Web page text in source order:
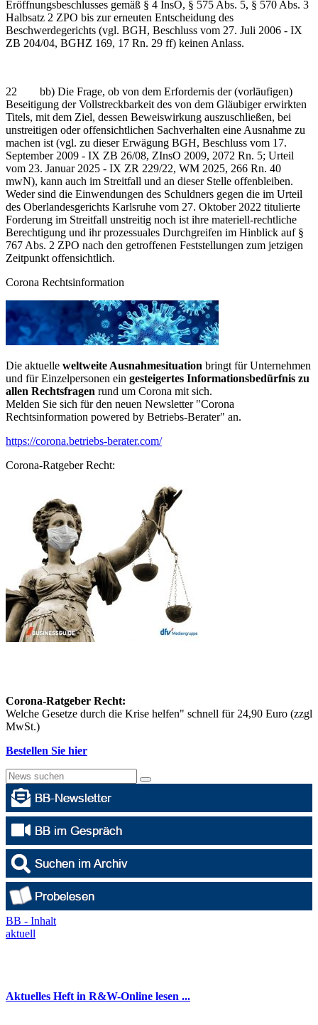
Eröffnungsbeschlusses gemäß § 4 InsO, § 575 Abs. 5, § 570 Abs. 3
Halbsatz 2 ZPO bis zur erneuten Entscheidung des
Beschwerdegerichts (vgl. BGH, Beschluss vom 27. Juli 2006 - IX
ZB 204/04, BGHZ 169, 17 Rn. 29 ff) keinen Anlass.
22 bb) Die Frage, ob von dem Erfordernis der (vorläufigen)
Beseitigung der Vollstreckbarkeit des von dem Gläubiger erwirkten
Titels, mit dem Ziel, dessen Beweiswirkung auszuschließen, bei
unstreitigen oder offensichtlichen Sachverhalten eine Ausnahme zu
machen ist (vgl. zu dieser Erwägung BGH, Beschluss vom 17.
September 2009 - IX ZB 26/08, ZInsO 2009, 2072 Rn. 5; Urteil
vom 23. Januar 2025 - IX ZR 229/22, WM 2025, 266 Rn. 40
mwN), kann auch im Streitfall und an dieser Stelle offenbleiben.
Weder sind die Einwendungen des Schuldners gegen die im Urteil
des Oberlandesgerichts Karlsruhe vom 27. Oktober 2022 titulierte
Forderung im Streitfall unstreitig noch ist ihre materiell-rechtliche
Berechtigung und ihr prozessuales Durchgreifen im Hinblick auf §
767 Abs. 2 ZPO nach den getroffenen Feststellungen zum jetzigen
Zeitpunkt offensichtlich.
Corona Rechtsinformation
Die aktuelle weltweite Ausnahmesituation bringt für Unternehmen
und für Einzelpersonen ein gesteigertes Informationsbedürfnis zu
allen Rechtsfragen rund um Corona mit sich.
Melden Sie sich für den neuen Newsletter "Corona
Rechtsinformation powered by Betriebs-Berater" an.
https://corona.betriebs-berater.com/
Corona-Ratgeber Recht:
Corona-Ratgeber Recht:
Welche Gesetze durch die Krise helfen" schnell für 24,90 Euro (zzgl
MwSt.)
Bestellen Sie hier
BB - Inhalt
aktuell
Aktuelles Heft in R&W-Online lesen ...